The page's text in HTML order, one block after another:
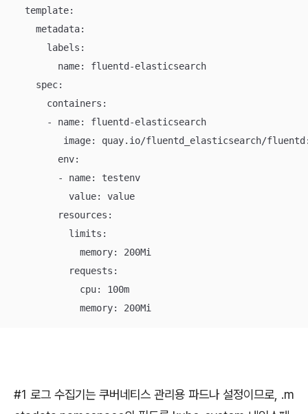
  template:
    metadata:
      labels:
        name: fluentd-elasticsearch
    spec:
      containers:
      - name: fluentd-elasticsearch
image: quay.io/fluentd_elasticsearch/
        env:
        - name: testenv
          value: value
        resources:
          limits:
            memory: 200Mi
          requests:
            cpu: 100m
            memory: 200Mi
#1 로그 수집기는 쿠버네티스 관리용 파드나 설정이므로, .m